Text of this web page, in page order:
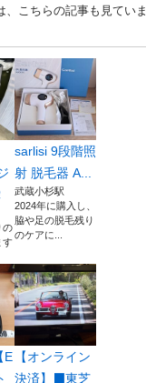
、こちらの記事も見ていま
の
す
sarlisi 9段階照
射 脱毛器 A...
武蔵小杉駅
2024年に購入し、
脇や足の脱毛残り
のケアに...
E
【オンライン
決済】⬛️東芝